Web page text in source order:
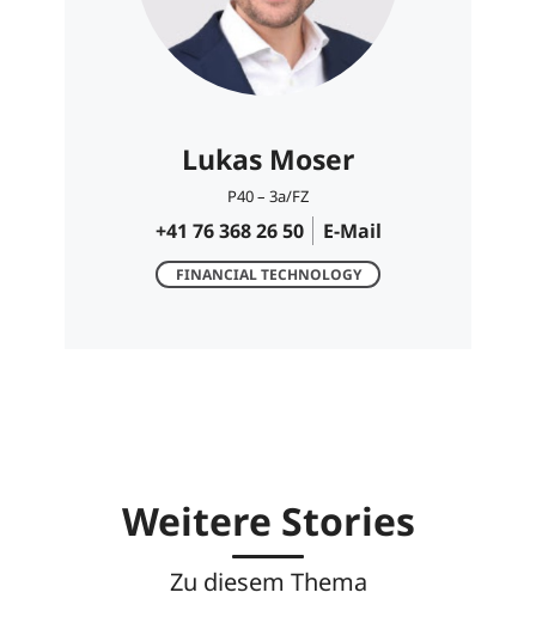
Lukas Moser
P40 – 3a/FZ
+41 76 368 26 50 E-Mail
FINANCIAL TECHNOLOGY
Weitere Stories
Zu diesem Thema